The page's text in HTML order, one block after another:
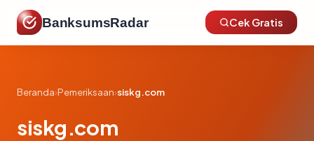
BanksumsRadar Cek Gratis
Beranda›Pemeriksaan›siskg.com
siskg.com